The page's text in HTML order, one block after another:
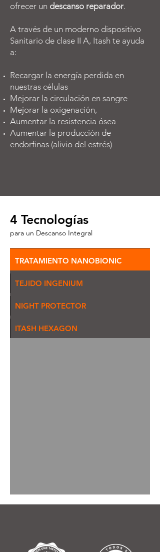
ofrecer un descanso reparador.
A través de un moderno dispositivo
Sanitario de clase II A, Itash te ayuda
a:
Recargar la energía perdida en
nuestras células
Mejorar la circulación en sangre
Mejorar la oxigenación,
Aumentar la resistencia ósea
Aumentar la producción de
endorfinas (alivio del estrés)
4 Tecnologías
para un Descanso Integral
TRATAMIENTO NANOBIONIC
TEJIDO INGENIUM
NIGHT PROTECTOR
ITASH HEXAGON